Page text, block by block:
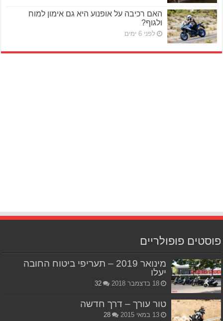
האם רכיבה על אופנוע היא גם אימון למוח
ולגוף?
לפני 6 ימים
פוסטים פופולריים
מינואר 2019 – תעריפי ביטוח החובה
יעלו
18 בדצמבר 2018 32
טור עורך – דרך חדשה
13 במאי 2015 28